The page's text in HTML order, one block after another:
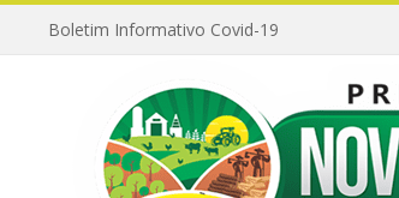
Boletim Informativo Covid-19